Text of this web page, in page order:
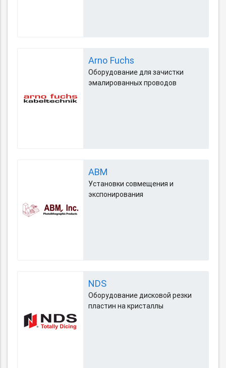
Arno Fuchs
Оборудование для зачистки
эмалированных проводов
ABM
Установки совмещения и
экспонирования
NDS
Оборудование дисковой резки
пластин на кристаллы